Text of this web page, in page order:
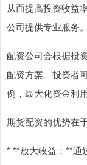
从而提高投资收益
公司提供专业服务。
配资公司会根据投
配资方案。投资者
例，最大化资金利用
期货配资的优势在
* **放大收益：**通